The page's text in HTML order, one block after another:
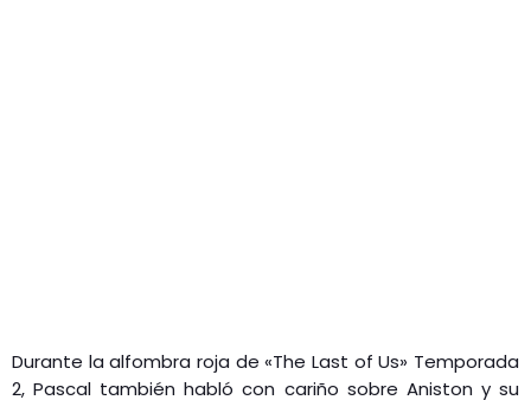
Durante la alfombra roja de «The Last of Us» Temporada
2, Pascal también habló con cariño sobre Aniston y su